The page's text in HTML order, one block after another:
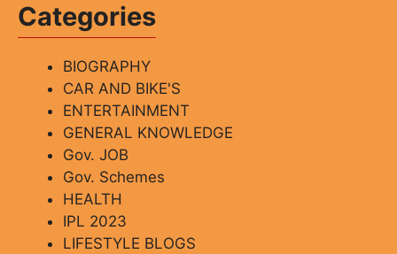
Categories
BIOGRAPHY
CAR AND BIKE'S
ENTERTAINMENT
GENERAL KNOWLEDGE
Gov. JOB
Gov. Schemes
HEALTH
IPL 2023
LIFESTYLE BLOGS